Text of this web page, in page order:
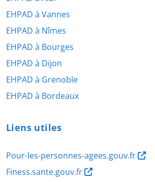
EHPAD à Vannes
EHPAD à Nîmes
EHPAD à Bourges
EHPAD à Dijon
EHPAD à Grenoble
EHPAD à Bordeaux
Liens utiles
Pour-les-personnes-agees.gouv.fr
Finess.sante.gouv.fr